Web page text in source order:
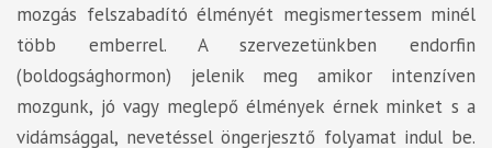
mozgás felszabadító élményét megismertessem minél
több emberrel. A szervezetünkben endorfin
(boldogsághormon) jelenik meg amikor intenzíven
mozgunk, jó vagy meglepő élmények érnek minket s a
vidámsággal, nevetéssel öngerjesztő folyamat indul be.